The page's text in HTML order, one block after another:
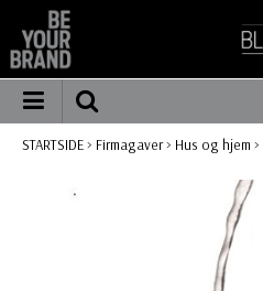
STARTSIDE> Firmagaver> Hus og hjem >